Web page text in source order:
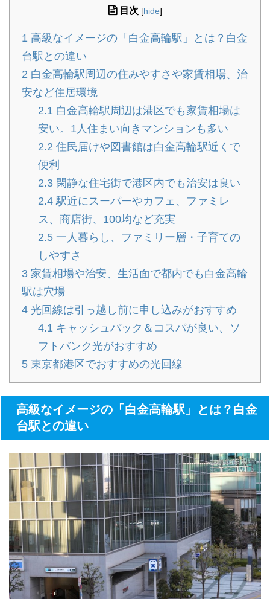
目次 [hide]
1 高級なイメージの「白金高輪駅」とは？白金
台駅との違い
2 白金高輪駅周辺の住みやすさや家賃相場、治
安など住居環境
2.1 白金高輪駅周辺は港区でも家賃相場は
安い。1人住まい向きマンションも多い
2.2 住民届けや図書館は白金高輪駅近くで
便利
2.3 閑静な住宅街で港区内でも治安は良い
2.4 駅近にスーパーやカフェ、ファミレ
ス、商店街、100均など充実
2.5 一人暮らし、ファミリー層・子育ての
しやすさ
3 家賃相場や治安、生活面で都内でも白金高輪
駅は穴場
4 光回線は引っ越し前に申し込みがおすすめ
4.1 キャッシュバック＆コスパが良い、ソ
フトバンク光がおすすめ
5 東京都港区でおすすめの光回線
高級なイメージの「白金高輪駅」とは？白金
台駅との違い